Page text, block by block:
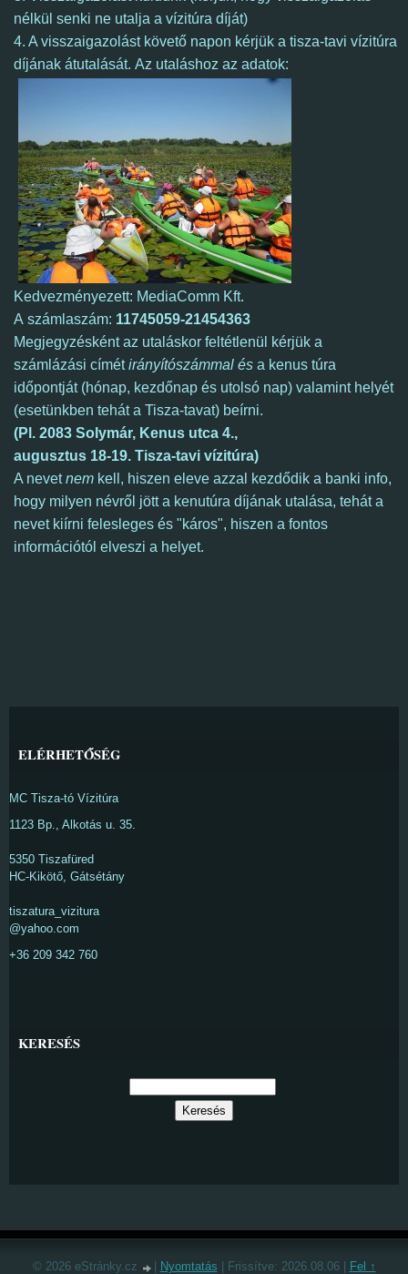
nélkül senki ne utalja a vízitúra díját)
4. A visszaigazolást követő napon kérjük a tisza-tavi vízitúra
díjának átutalását. Az utaláshoz az adatok:
Kedvezményezett: MediaComm Kft.
A számlaszám: 11745059-21454363
Megjegyzésként az utaláskor feltétlenül kérjük a
számlázási címétirányítószámmal és a kenus túra
időpontját (hónap, kezdőnap és utolsó nap) valamint helyét
(esetünkben tehát a Tisza-tavat) beírni.
(Pl. 2083 Solymár, Kenus utca 4.,
augusztus 18-19. Tisza-tavi vízitúra)
A nevetnem kell, hiszen eleve azzal kezdődik a banki info,
hogy milyen névről jött a kenutúra díjának utalása, tehát a
nevet kiírni felesleges és "káros", hiszen a fontos
információtól elveszi a helyet.
ELÉRHETŐSÉG
MC Tisza-tó Vízitúra
1123 Bp., Alkotás u. 35.
5350 Tiszafüred
HC-Kikötő, Gátsétány
tiszatura_vizitura
@yahoo.com
+36 209 342 760
KERESÉS
© 2026 eStránky.cz Nyomtatás Frissítve: 2026.08.06| Fel ↑